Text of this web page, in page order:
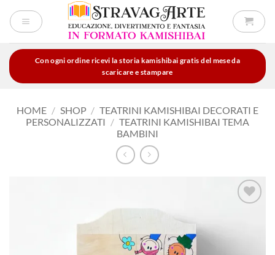
Con ogni ordine ricevi la storia kamishibai gratis del mese da
scaricare e stampare
HOME / SHOP / TEATRINI KAMISHIBAI DECORATI E
PERSONALIZZATI / TEATRINI KAMISHIBAI TEMA
BAMBINI